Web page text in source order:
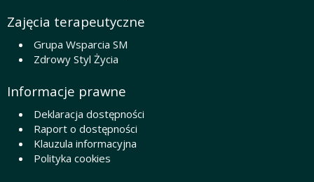
Zajęcia terapeutyczne
Grupa Wsparcia SM
Zdrowy Styl Życia
Informacje prawne
Deklaracja dostępności
Raport o dostępności
Klauzula informacyjna
Polityka cookies